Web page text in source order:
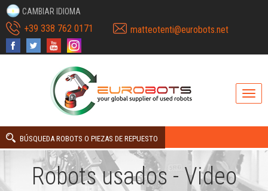
CAMBIAR IDIOMA
+39 338 762 0171 matteotenti@eurobots.net
BÚSQUEDA ROBOTS O PIEZAS DE REPUESTO
Robots usados ​​- Video